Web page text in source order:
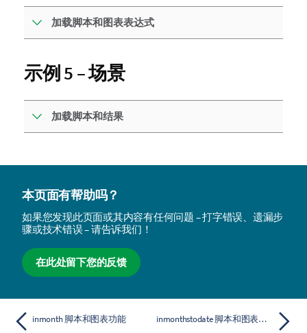
加载脚本和图表表达式
示例 5 – 场景
加载脚本和结果
本页面有帮助吗？
如果您发现此页面或其内容有任何问题 – 打字错误、遗漏步
骤或技术错误 – 请告诉我们！
在此处留下您的反馈
inmonth 脚本和图表功能 inmonthstodate 脚本和图表功能